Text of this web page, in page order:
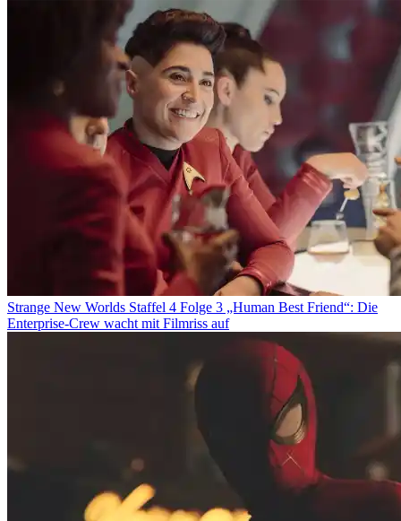
Strange New Worlds Staffel 4 Folge 3 „Human Best Friend“: Die
Enterprise-Crew wacht mit Filmriss auf